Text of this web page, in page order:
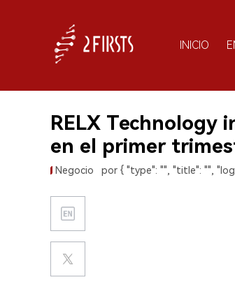
INICIO
RELX Technology
en el primer
Negocio por { "type": "", "title": "",